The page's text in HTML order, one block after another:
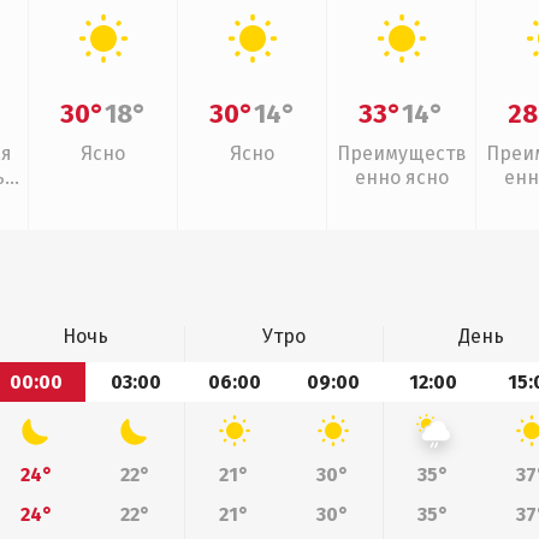
30°18°
Ясно
30°14°
Ясно
33°14°
Преимуществ
енно ясно
Ночь Утро
День
00:00
03:00 06:00 09:00 12:00
24° 22° 21° 30° 35°
24°
22° 21° 30° 35°